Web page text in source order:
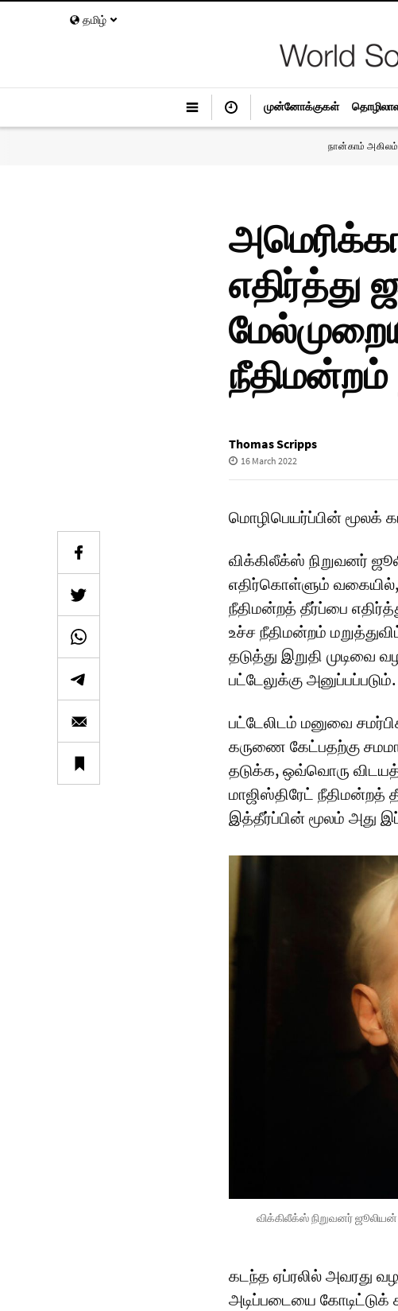
தமிழ்
முன்னோக்குகள்
நான்காம் அகிலம்
நீதிமன்றம்
Thomas Scripps
16 March 2022
மொழிபெயர்ப்பின் மூலக்
விக்கிலீக்ஸ் நிறுவனர்
எதிர்கொள்ளும் வகையில்,
நீதிமன்றத் தீர்ப்பை
உச்ச நீதிமன்றம்
தடுத்து இறுதி முடிவை
பட்டேலுக்கு அனுப்பப்படும்.
பட்டேலிடம் மனுவை
கருணை கேட்பதற்கு
தடுக்க, ஒவ்வொரு
மாஜிஸ்திரேட் நீதிமன்றத்
இத்தீர்ப்பின் மூலம் அது
விக்கிலீக்ஸ் நிறுவனர்
கடந்த ஏப்ரலில் அவரது
அடிப்படையை